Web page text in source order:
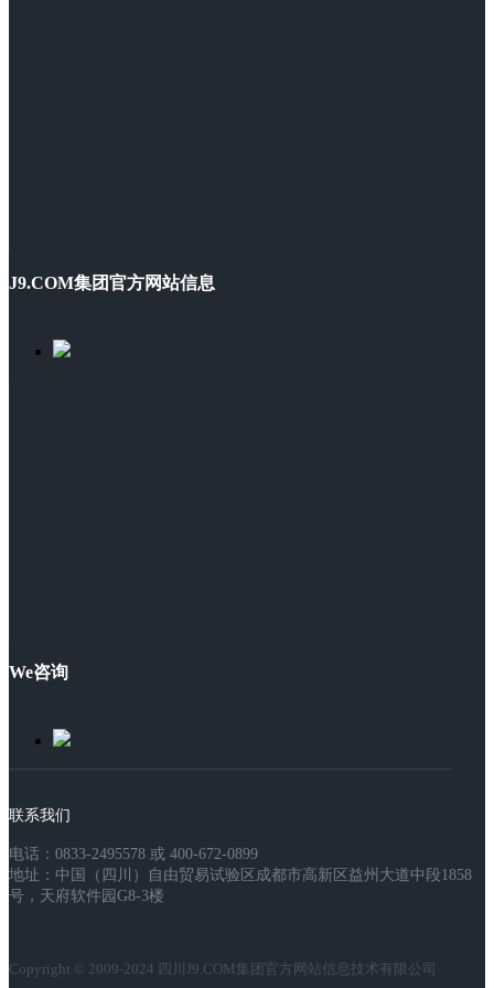
J9.COM集团官方网站信息
We咨询
联系我们
电话：0833-2495578 或 400-672-0899
地址：中国（四川）自由贸易试验区成都市高新区益州大道中段1858
号，天府软件园G8-3楼
Copyright © 2009-2024 四川J9.COM集团官方网站信息技术有限公司